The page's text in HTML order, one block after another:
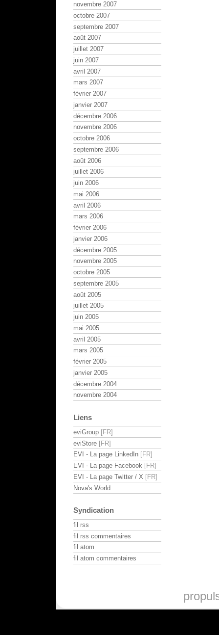
novembre 2007
octobre 2007
septembre 2007
août 2007
juillet 2007
juin 2007
avril 2007
mars 2007
février 2007
janvier 2007
décembre 2006
novembre 2006
octobre 2006
septembre 2006
août 2006
juillet 2006
juin 2006
mai 2006
avril 2006
mars 2006
février 2006
janvier 2006
décembre 2005
novembre 2005
octobre 2005
septembre 2005
août 2005
juillet 2005
juin 2005
mai 2005
avril 2005
mars 2005
février 2005
janvier 2005
décembre 2004
novembre 2004
Liens
eviGroup
eviStore
EVI - La page LinkedIn
EVI - La page Facebook
EVI - La page Twitter / X
Nova's World
Syndication
fil rss
fil rss commentaires
fil atom
fil atom commentaires